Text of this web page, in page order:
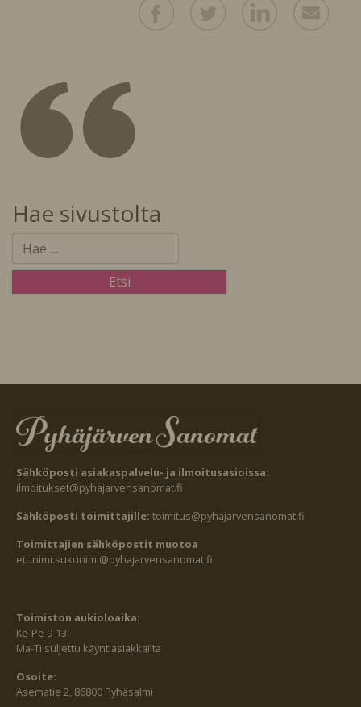
Hae sivustolta
Sähköposti asiakaspalvelu- ja ilmoitusasioissa:
ilmoitukset@pyhajarvensanomat.fi
Sähköposti toimittajille: toimitus@pyhajarvensanomat.fi
Toimittajien sähköpostit muotoa
etunimi.sukunimi@pyhajarvensanomat.fi
Toimiston aukioloaika:
Ke-Pe 9-13
Ma-Ti suljettu käyntiasiakkailta
Osoite:
Asematie 2, 86800 Pyhäsalmi